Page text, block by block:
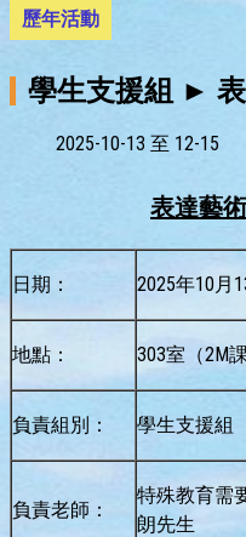
歷年活動
學生支援組 ►
2025-10-13 至 12-15
表達藝
日期： 2025年10月
地點： 303室（2M課
負責組別： 學生支援組
負責老師：
特殊教育需
朗先生